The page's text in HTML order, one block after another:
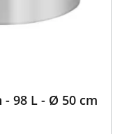
98 L - Ø 50 cm